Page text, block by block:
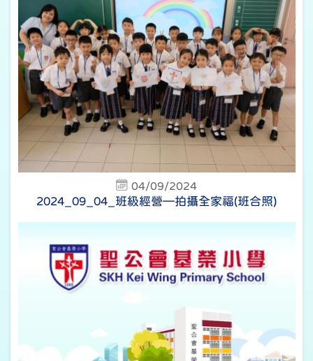
04/09/2024
2024_09_04_班級經營—拍攝全家福(班合照)